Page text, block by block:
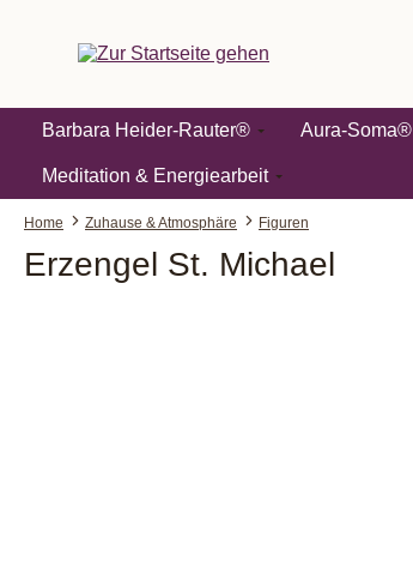
Barbara Heider-Rauter® Aura-Soma®
Meditation & Energiearbeit
Home Zuhause & Atmosphäre Figuren
Erzengel St. Michael